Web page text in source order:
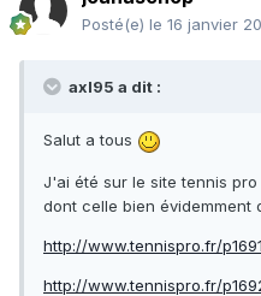
Posté(e) le 16 janvier
axl95 a dit :
Salut a tous
J'ai été sur le site tennis
dont celle bien évidemment
http://www.tennispro.fr/
http://www.tennispro.fr/